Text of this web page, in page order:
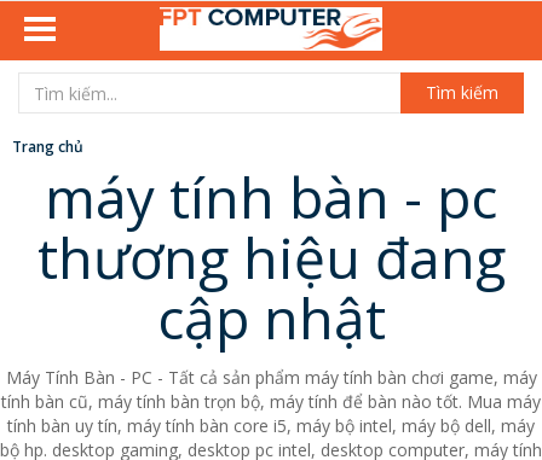
Tìm kiếm
Trang chủ
máy tính bàn - pc
thương hiệu đang
cập nhật
Máy Tính Bàn - PC - Tất cả sản phẩm máy tính bàn chơi game, máy
tính bàn cũ, máy tính bàn trọn bộ, máy tính để bàn nào tốt. Mua máy
tính bàn uy tín, máy tính bàn core i5, máy bộ intel, máy bộ dell, máy
bộ hp. desktop gaming, desktop pc intel, desktop computer, máy tính